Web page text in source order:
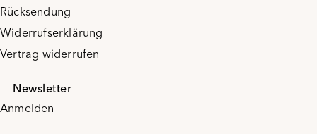
Rücksendung
Widerrufserklärung
Vertrag widerrufen
Newsletter
Anmelden